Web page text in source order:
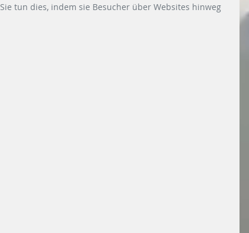
tun dies, indem sie Besucher über Websites hinweg